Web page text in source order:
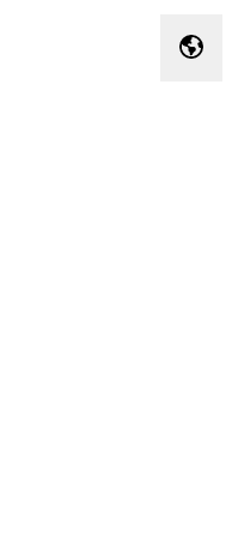
Taal